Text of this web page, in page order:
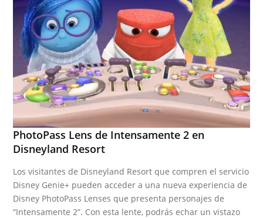
PhotoPass Lens de Intensamente 2 en
Disneyland Resort
Los visitantes de Disneyland Resort que compren el servicio
Disney Genie+ pueden acceder a una nueva experiencia de
Disney PhotoPass Lenses que presenta personajes de
“Intensamente 2”. Con esta lente, podrás echar un vistazo